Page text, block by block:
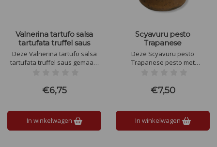
Valnerina tartufo salsa
tartufata truffel saus
Deze Valnerina tartufo salsa
tartufata truffel saus gemaakt
croutons, tartines, pasta en
vlees- of visschotel
€6,75
In winkelwagen
Scyavuru pesto
Trapanese
Deze Scyavuru pesto
Trapanese pesto met
€7,50
In winkelwagen